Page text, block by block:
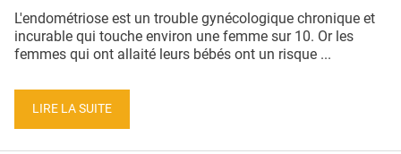
L'endométriose est un trouble gynécologique chronique et
incurable qui touche environ une femme sur 10. Or les
femmes qui ont allaité leurs bébés ont un risque ...
LIRE LA SUITE